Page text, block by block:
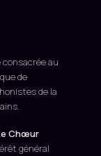
au
de
de la
Chœur
général